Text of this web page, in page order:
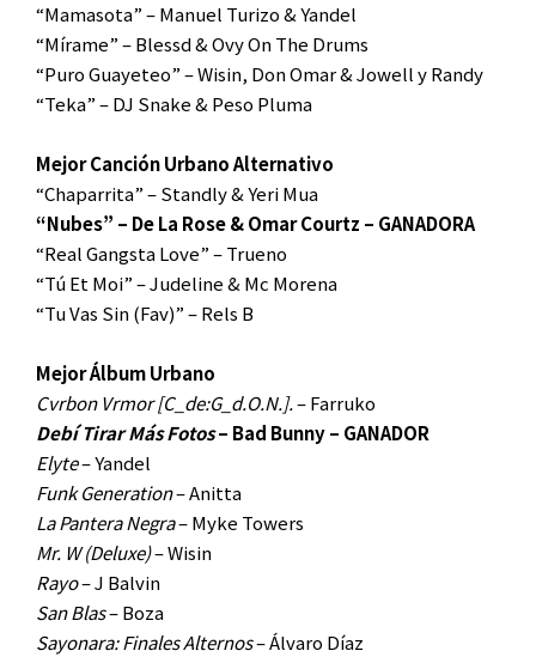
“Mamasota” – Manuel Turizo & Yandel
“Mírame” – Blessd & Ovy On The Drums
“Puro Guayeteo” – Wisin, Don Omar & Jowell y Randy
“Teka” – DJ Snake & Peso Pluma
Mejor Canción Urbano Alternativo
“Chaparrita” – Standly & Yeri Mua
“Nubes” – De La Rose & Omar Courtz – GANADORA
“Real Gangsta Love” – Trueno
“Tú Et Moi” – Judeline & Mc Morena
“Tu Vas Sin (Fav)” – Rels B
Mejor Álbum Urbano
Cvrbon Vrmor [C_de:G_d.O.N.].– Farruko
Debí Tirar Más Fotos– Bad Bunny – GANADOR
Elyte– Yandel
Funk Generation– Anitta
La Pantera Negra– Myke Towers
Mr. W (Deluxe)– Wisin
Rayo– J Balvin
San Blas– Boza
Sayonara: Finales Alternos– Álvaro Díaz